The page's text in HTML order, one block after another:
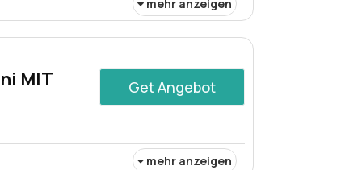
mehr anzeigen
MIT
Get Angebot
mehr anzeigen